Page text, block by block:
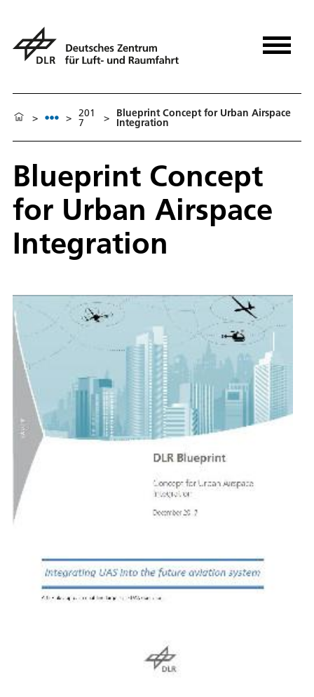
> > 201
7 > Blueprint Concept for Urban Airspace
Integration
Blueprint Concept
for Urban Airspace
Integration